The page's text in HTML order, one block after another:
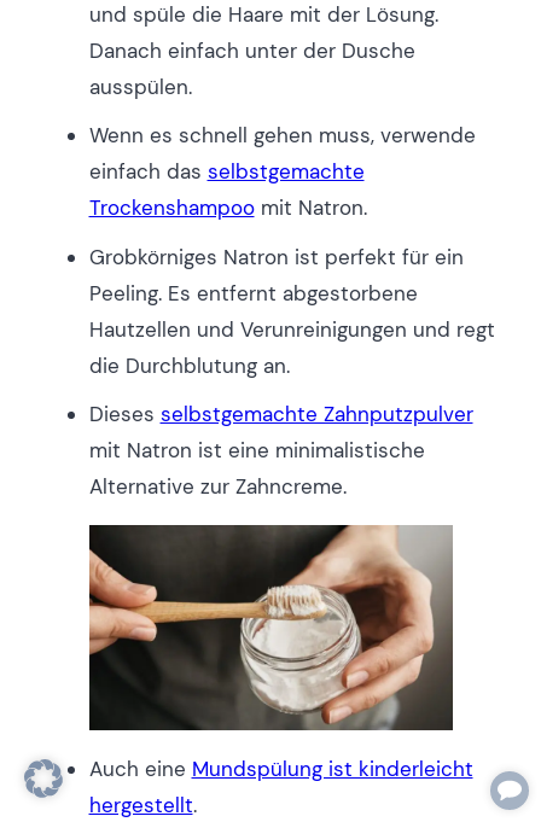
und spüle die Haare mit der Lösung.
Danach einfach unter der Dusche
ausspülen.
Wenn es schnell gehen muss, verwende
einfach das selbstgemachte
Trockenshampoomit Natron.
Grobkörniges Natron ist perfekt für ein
Peeling. Es entfernt abgestorbene
Hautzellen und Verunreinigungen und regt
die Durchblutung an.
Dieses selbstgemachte Zahnputzpulver
mit Natron ist eine minimalistische
Alternative zur Zahncreme.
Auch eine Mundspülung ist kinderleicht
hergestellt.